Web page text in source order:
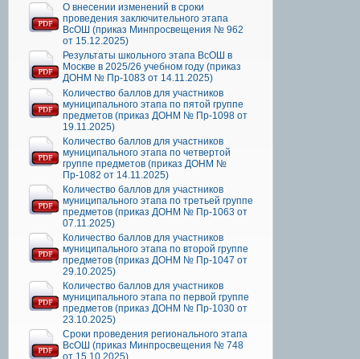
О внесении изменений в сроки
проведения заключительного этапа
ВсОШ (приказ Минпросвещения № 962
от 15.12.2025)
Результаты школьного этапа ВсОШ в
Москве в 2025/26 учебном году (приказ
ДОНМ № Пр-1083 от 14.11.2025)
Количество баллов для участников
муниципального этапа по пятой группе
предметов (приказ ДОНМ № Пр-1098 от
19.11.2025)
Количество баллов для участников
муниципального этапа по четвертой
группе предметов (приказ ДОНМ №
Пр-1082 от 14.11.2025)
Количество баллов для участников
муниципального этапа по третьей группе
предметов (приказ ДОНМ № Пр-1063 от
07.11.2025)
Количество баллов для участников
муниципального этапа по второй группе
предметов (приказ ДОНМ № Пр-1047 от
29.10.2025)
Количество баллов для участников
муниципального этапа по первой группе
предметов (приказ ДОНМ № Пр-1030 от
23.10.2025)
Сроки проведения регионального этапа
ВсОШ (приказ Минпросвещения № 748
от 15.10.2025)